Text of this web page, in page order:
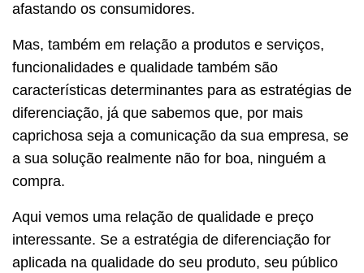
afastando os consumidores.
Mas, também em relação a produtos e serviços,
funcionalidades e qualidade também são
características determinantes para as estratégias de
diferenciação, já que sabemos que, por mais
caprichosa seja a comunicação da sua empresa, se
a sua solução realmente não for boa, ninguém a
compra.
Aqui vemos uma relação de qualidade e preço
interessante. Se a estratégia de diferenciação for
aplicada na qualidade do seu produto, seu público